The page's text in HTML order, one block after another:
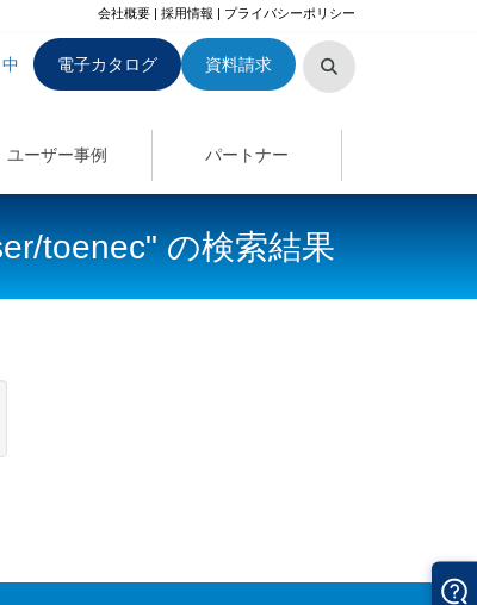
会社概要 | 採用情報 | プライバシーポリシー
中 電子カタログ 資料請求
ユーザー事例 パートナー
toenec" の検索結果